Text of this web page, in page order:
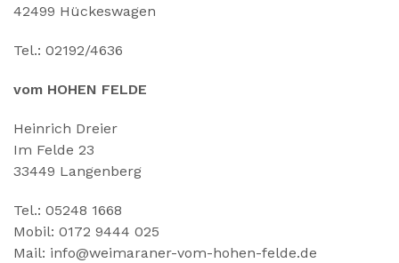
42499 Hückeswagen
Tel.: 02192/4636
vom HOHEN FELDE
Heinrich Dreier
Im Felde 23
33449 Langenberg
Tel.: 05248 1668
Mobil: 0172 9444 025
Mail: info@weimaraner-vom-hohen-felde.de